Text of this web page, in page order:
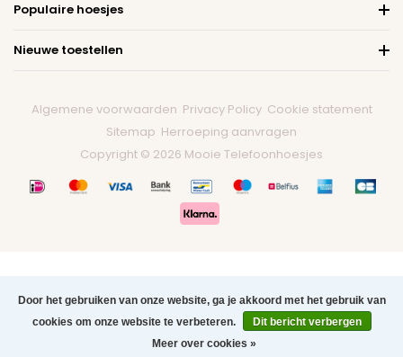
0
Populaire hoesjes
Nieuwe toestellen
Algemene voorwaarden Privacy Policy Cookie statement
Sitemap Herroeping aanvragen
Copyright © 2026 Mooie Telefoonhoesjes
Door het gebruiken van onze website, ga je akkoord met het gebruik van
cookies om onze website te verbeteren.
Dit bericht verbergen
Meer over cookies »